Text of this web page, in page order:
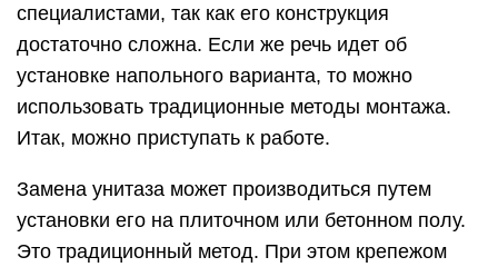
специалистами, так как его конструкция
достаточно сложна. Если же речь идет об
установке напольного варианта, то можно
использовать традиционные методы монтажа.
Итак, можно приступать к работе.
Замена унитаза может производиться путем
установки его на плиточном или бетонном полу.
Это традиционный метод. При этом крепежом